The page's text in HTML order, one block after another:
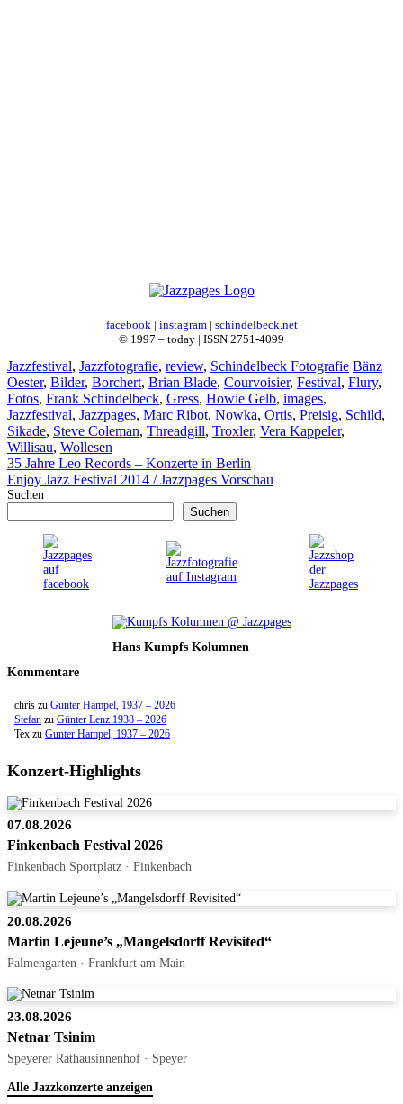
facebook | instagram| schindelbeck.net
© 1997 – today | ISSN 2751-4099
Kategorien
Jazzfestival, Jazzfotografie, review, Schindelbeck Fotografie Bänz
Oester, Bilder, Borchert, Brian Blade, Courvoisier, Festival, Flury,
Fotos, Frank Schindelbeck, Gress, Howie Gelb, images,
Jazzfestival, Jazzpages, Marc Ribot, Nowka, Ortis, Preisig, Schild,
Sikade, Steve Coleman, Threadgill, Troxler, Vera Kappeler,
Willisau, Wollesen
35 Jahre Leo Records – Konzerte in Berlin
Enjoy Jazz Festival 2014 / Jazzpages Vorschau
Suchen
Suchen
Hans Kumpfs Kolumnen
Kommentare
chris zu Gunter Hampel, 1937 – 2026
Stefan zu Günter Lenz 1938 – 2026
Tex zu Gunter Hampel, 1937 – 2026
Konzert-Highlights
07.08.2026
Finkenbach Festival 2026
Finkenbach Sportplatz · Finkenbach
20.08.2026
Martin Lejeune’s „Mangelsdorff Revisited“
Palmengarten · Frankfurt am Main
23.08.2026
Netnar Tsinim
Speyerer Rathausinnenhof · Speyer
Alle Jazzkonzerte anzeigen